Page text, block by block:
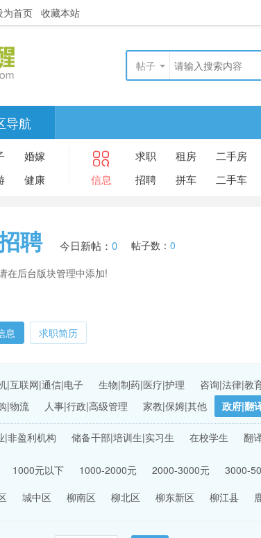
为首页 收藏本站
帖子
导航
婚嫁
健康 信息
求职 租房
二手房
招聘
拼车 二手车
聘 今日新帖： 0 帖子数： 0
在后台版块管理中添加!
息 求职简历
|互联网|通信|电子 生物|制药|医疗|护理 咨询|法律|教
|物流
人事|行政|高级管理 家教|保姆|其他 政府|翻
|非盈利机构 储备干部|培训生|实习生 在校学生 翻
1000元以下 1000-2000元 2000-3000元 3000-
城中区 柳南区 柳北区 柳东新区 柳江县